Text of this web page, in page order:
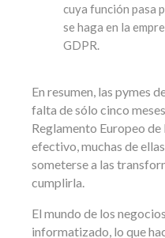
cuya función pasa
se haga en la
GDPR.
En resumen, las pymes
falta de sólo cinco
Reglamento Europeo
efectivo, muchas de
someterse a las
cumplirla.
El mundo de los
informatizado, lo que